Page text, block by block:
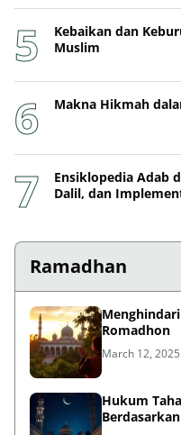
Kebaikan dan
Muslim
Makna Hikmah
Ensiklopedia Adab
Dalil, dan
Ramadhan
Romadhon
March 12, 2025
Hukum